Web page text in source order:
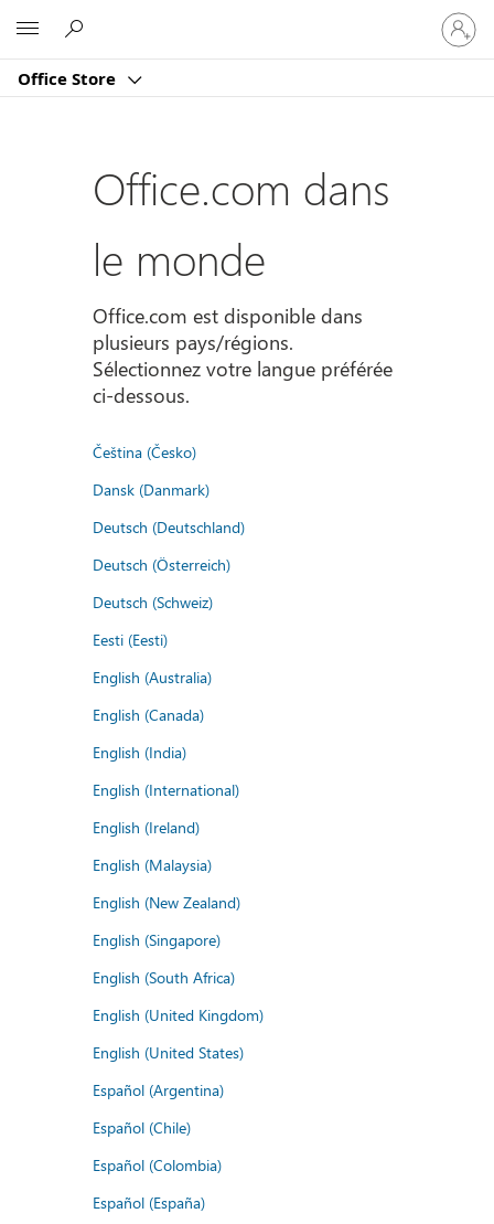
Office Store
vous
à
compte
Office.com dans
le monde
Office.com est disponible dans
plusieurs pays/régions.
Sélectionnez votre langue préférée
ci-dessous.
Čeština (Česko)
Dansk (Danmark)
Deutsch (Deutschland)
Deutsch (Österreich)
Deutsch (Schweiz)
Eesti (Eesti)
English (Australia)
English (Canada)
English (India)
English (International)
English (Ireland)
English (Malaysia)
English (New Zealand)
English (Singapore)
English (South Africa)
English (United Kingdom)
English (United States)
Español (Argentina)
Español (Chile)
Español (Colombia)
Español (España)